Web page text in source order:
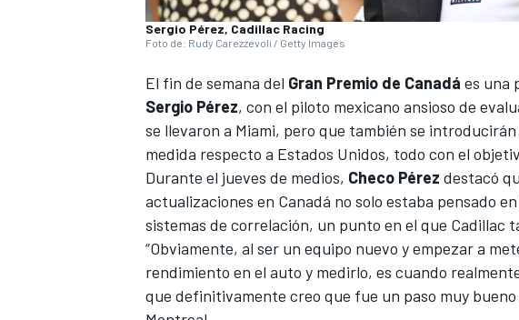
FÓRMULA E
Sergio Pérez, Cadillac Racing
Foto de: Rudy Carezzevoli / Getty Images
El fin de semana del Gran Premio de Canadá es una
Sergio Pérez, con el piloto mexicano ansioso de
se llevaron a Miami, pero que también se
medida respecto a Estados Unidos, todo con el
Durante el jueves de medios, Checo Pérez destacó
actualizaciones en Canadá no solo estaba pensado
sistemas de correlación, un punto en el que Cadillac
“Obviamente, al ser un equipo nuevo y empezar a
rendimiento en el auto y medirlo, es cuando
que definitivamente creo que fue un paso muy bueno